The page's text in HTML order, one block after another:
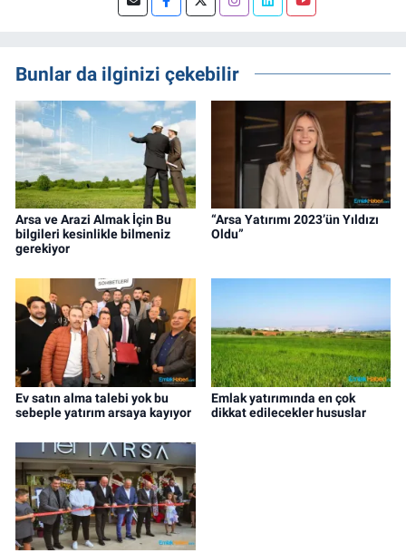
projeleri üzerine haber, analiz ve özel
dosyalar hazırlama konusunda yetkinim.
Bunlar da ilginizi çekebilir
Arsa ve Arazi Almak İçin Bu
bilgileri kesinlikle bilmeniz
gerekiyor
“Arsa Yatırımı 2023’ün Yıldızı
Oldu”
Ev satın alma talebi yok bu
sebeple yatırım arsaya kayıyor
Emlak yatırımında en çok
dikkat edilecekler hususlar